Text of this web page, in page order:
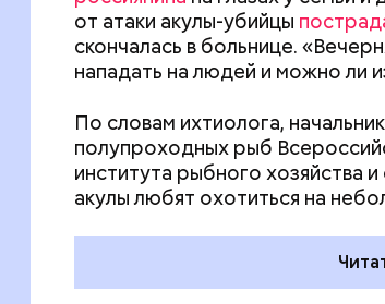
от атаки акулы-убийцы
скончалась в больнице.
нападать на людей и можно ли
По словам ихтиолога,
полупроходных рыб
института рыбного хозяйства
акулы любят охотиться на
первые 15 километров на
пробираясь по одичавшим
зона.